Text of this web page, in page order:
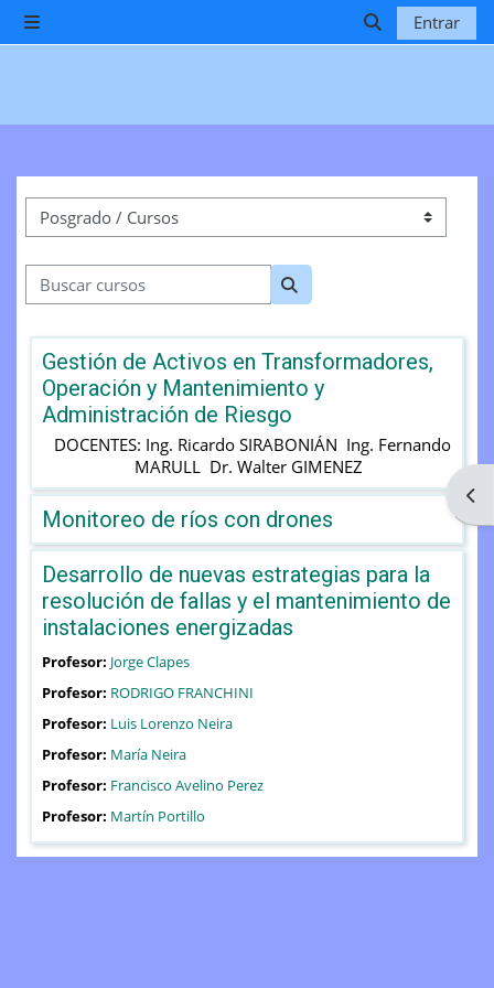
Salta al contenido principal
Panel lateral
Selector de
Entrar
Categorías
Buscar cursos
Buscar cursos
Gestión de Activos en Transformadores,
Operación y Mantenimiento y
Administración de Riesgo
DOCENTES: Ing. Ricardo SIRABONIÁN Ing. Fernando
MARULL Dr. Walter GIMENEZ
Monitoreo de ríos con drones
Desarrollo de nuevas estrategias para la
resolución de fallas y el mantenimiento de
instalaciones energizadas
Profesor: Jorge Clapes
Profesor: RODRIGO FRANCHINI
Profesor: Luis Lorenzo Neira
Profesor: María Neira
Profesor: Francisco Avelino Perez
Profesor: Martín Portillo